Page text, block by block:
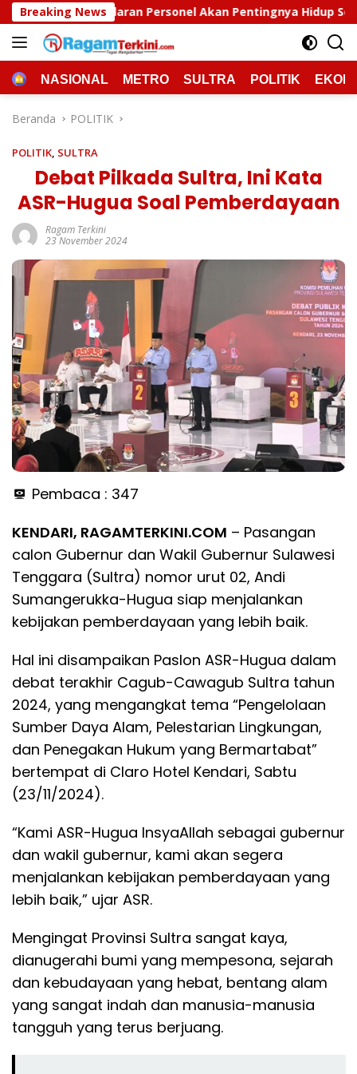
Langsung
ke
konten
Breaking News
Akan Pentingnya Hidup Sehat Polda Sultra
HOMENASIONAL METRO SULTRA POLITIK
Beranda POLITIK
POLITIK, SULTRA
Debat Pilkada Sultra, Ini Kata
ASR-Hugua Soal Pemberdayaan
Ragam Terkini
23 November 2024
Pembaca : 347
KENDARI, RAGAMTERKINI.COM – Pasangan
calon Gubernur dan Wakil Gubernur Sulawesi
Tenggara (Sultra) nomor urut 02, Andi
Sumangerukka-Hugua siap menjalankan
kebijakan pemberdayaan yang lebih baik.
Hal ini disampaikan Paslon ASR-Hugua dalam
debat terakhir Cagub-Cawagub Sultra tahun
2024, yang mengangkat tema “Pengelolaan
Sumber Daya Alam, Pelestarian Lingkungan,
dan Penegakan Hukum yang Bermartabat”
bertempat di Claro Hotel Kendari, Sabtu
(23/11/2024).
“Kami ASR-Hugua InsyaAllah sebagai gubernur
dan wakil gubernur, kami akan segera
menjalankan kebijakan pemberdayaan yang
lebih baik,” ujar ASR.
Mengingat Provinsi Sultra sangat kaya,
dianugerahi bumi yang mempesona, sejarah
dan kebudayaan yang hebat, bentang alam
yang sangat indah dan manusia-manusia
tangguh yang terus berjuang.